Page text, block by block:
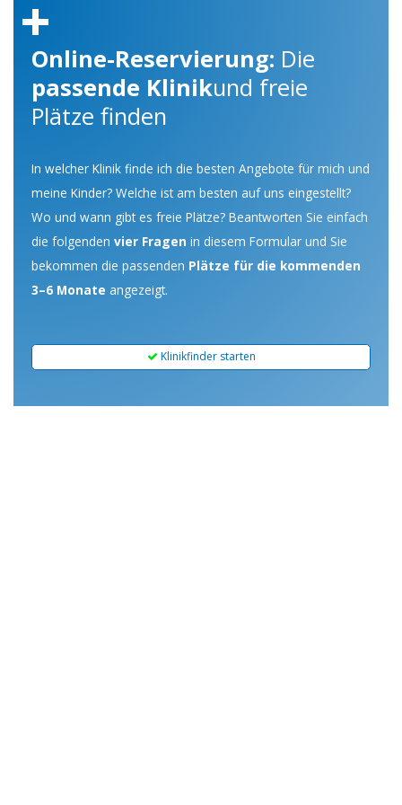
Online-Reservierung: Die
passende Klinikund freie
Plätze finden
In welcher Klinik finde ich die besten Angebote für mich und
meine Kinder? Welche ist am besten auf uns eingestellt?
Wo und wann gibt es freie Plätze? Beantworten Sie einfach
die folgenden vier Fragen in diesem Formular und Sie
bekommen die passenden Plätze für die kommenden
3–6 Monate angezeigt.
Klinikfinder starten